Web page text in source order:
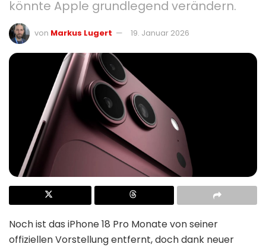
könnte Apple grundlegend verändern.
von Markus Lugert 19. Januar 2026
Noch ist das iPhone 18 Pro Monate von seiner
offiziellen Vorstellung entfernt, doch dank neuer